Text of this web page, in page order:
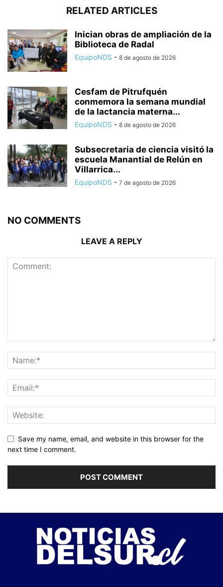
RELATED ARTICLES
Inician obras de ampliación de la
Biblioteca de Radal
EquipoNDS - 8 de agosto de 2026
Cesfam de Pitrufquén
conmemora la semana mundial
de la lactancia materna...
EquipoNDS - 8 de agosto de 2026
Subsecretaria de ciencia visitó la
escuela Manantial de Relún en
Villarrica...
EquipoNDS - 7 de agosto de 2026
NO COMMENTS
LEAVE A REPLY
Save my name, email, and website in this browser for the
next time I comment.